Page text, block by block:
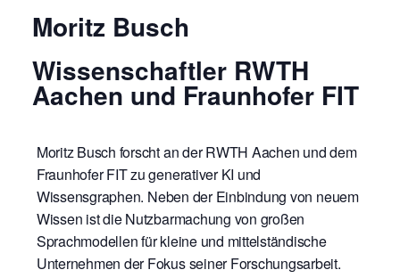
Moritz Busch
Wissenschaftler RWTH
Aachen und Fraunhofer FIT
Moritz Busch forschtan der RWTH Aachen und dem
Fraunhofer FIT zu generativer KI und
Wissensgraphen. Neben derEinbindung von neuem
Wissen ist die Nutzbarmachung von großen
Sprachmodellen für kleine und mittelständische
Unternehmen der Fokus seiner Forschungsarbeit.